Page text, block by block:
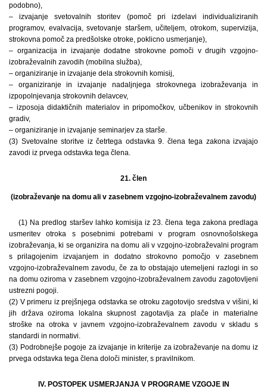
podobno),
– izvajanje svetovalnih storitev (pomoč pri izdelavi individualiziranih
programov, evalvacija, svetovanje staršem, učiteljem, otrokom, supervizija,
strokovna pomoč za predšolske otroke, poklicno usmerjanje),
– organizacija in izvajanje dodatne strokovne pomoči v drugih vzgojno-
izobraževalnih zavodih (mobilna služba),
– organiziranje in izvajanje dela strokovnih komisij,
– organiziranje in izvajanje nadaljnjega strokovnega izobraževanja in
izpopolnjevanja strokovnih delavcev,
– izposoja didaktičnih materialov in pripomočkov, učbenikov in strokovnih
gradiv,
– organiziranje in izvajanje seminarjev za starše.
(3) Svetovalne storitve iz četrtega odstavka 9. člena tega zakona izvajajo
zavodi iz prvega odstavka tega člena.
21. člen
(izobraževanje na domu ali v zasebnem vzgojno-izobraževalnem zavodu)
(1) Na predlog staršev lahko komisija iz 23. člena tega zakona predlaga
usmeritev otroka s posebnimi potrebami v program osnovnošolskega
izobraževanja, ki se organizira na domu ali v vzgojno-izobraževalni program
s prilagojenim izvajanjem in dodatno strokovno pomočjo v zasebnem
vzgojno-izobraževalnem zavodu, če za to obstajajo utemeljeni razlogi in so
na domu oziroma v zasebnem vzgojno-izobraževalnem zavodu zagotovljeni
ustrezni pogoji.
(2) V primeru iz prejšnjega odstavka se otroku zagotovijo sredstva v višini, ki
jih država oziroma lokalna skupnost zagotavlja za plače in materialne
stroške na otroka v javnem vzgojno-izobraževalnem zavodu v skladu s
standardi in normativi.
(3) Podrobnejše pogoje za izvajanje in kriterije za izobraževanje na domu iz
prvega odstavka tega člena določi minister, s pravilnikom.
IV. POSTOPEK USMERJANJA V PROGRAME VZGOJE IN